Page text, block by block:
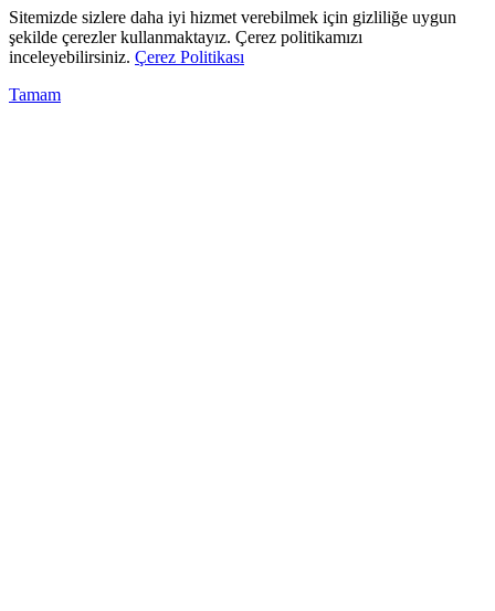
Sitemizde sizlere daha iyi hizmet verebilmek için gizliliğe uygun
şekilde çerezler kullanmaktayız. Çerez politikamızı
inceleyebilirsiniz. Çerez Politikası
Tamam